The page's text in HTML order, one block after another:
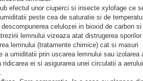
efectul unor ciuperci si insecte xylofage ce
peste cea de saturatie si de
celulozei in bioxid de carbon si
lemnului vizeaza atat distrugerea sporilor
lemnului (tratamente chimice) cat si masuri
a umiditatii prin uscarea lemnului sau izolarea
ei si asigurarea unei circulatii a